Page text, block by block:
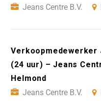
Jeans Centre B.V.
Verkoopmedewerker
(24 uur) – Jeans
Helmond
Jeans Centre B.V.